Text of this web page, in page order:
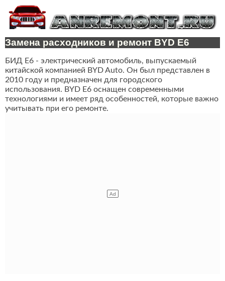
Замена расходников и ремонт BYD E6
БИД Е6 - электрический автомобиль, выпускаемый
китайской компанией BYD Auto. Он был представлен в
2010 году и предназначен для городского
использования. BYD E6 оснащен современными
технологиями и имеет ряд особенностей, которые важно
учитывать при его ремонте.